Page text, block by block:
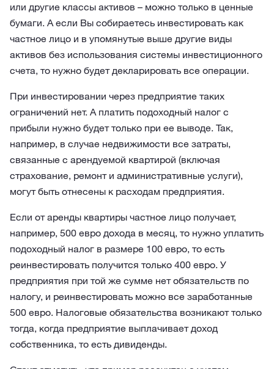
или другие классы активов – можно только в ценные
бумаги. А если Вы собираетесь инвестировать как
частное лицо и в упомянутые выше другие виды
активов без использования системы инвестиционного
счета, то нужно будет декларировать все операции.
При инвестировании через предприятие таких
ограничений нет. А платить подоходный налог с
прибыли нужно будет только при ее выводе. Так,
например, в случае недвижимости все затраты,
связанные с арендуемой квартирой (включая
страхование, ремонт и административные услуги),
могут быть отнесены к расходам предприятия.
Если от аренды квартиры частное лицо получает,
например, 500 евро дохода в месяц, то нужно уплатить
подоходный налог в размере 100 евро, то есть
реинвестировать получится только 400 евро. У
предприятия при той же сумме нет обязательств по
налогу, и реинвестировать можно все заработанные
500 евро. Налоговые обязательства возникают только
тогда, когда предприятие выплачивает доход
собственника, то есть дивиденды.